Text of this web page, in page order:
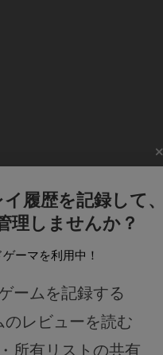
履歴を記録して、
理しませんか？
ーマを利用中！
ームを記録する
のレビューを読む
所有リストの共有
新作・再入荷情報